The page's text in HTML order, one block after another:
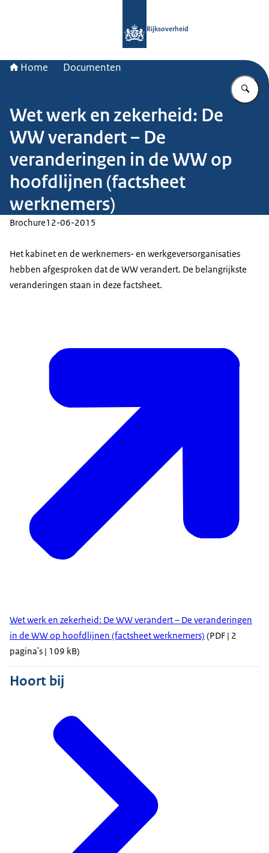
Rijksoverheid
Home Documenten
Wet werk en zekerheid: De
WW verandert – De
veranderingen in de WW op
hoofdlijnen (factsheet
werknemers)
Brochure12-06-2015
Het kabinet en de werknemers- en werkgeversorganisaties
hebben afgesproken dat de WW verandert. De belangrijkste
veranderingen staan in deze factsheet.
Wet werk en zekerheid: De WW verandert – De veranderingen
in de WW op hoofdlijnen (factsheet werknemers) (PDF | 2
pagina's | 109 kB)
Hoort bij